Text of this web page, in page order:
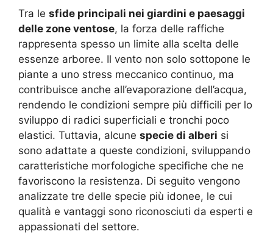
Tra le sfide principali nei giardini e paesaggi
delle zone ventose, la forza delle raffiche
rappresenta spesso un limite alla scelta delle
essenze arboree. Il vento non solo sottopone le
piante a uno stress meccanico continuo, ma
contribuisce anche all’evaporazione dell’acqua,
rendendo le condizioni sempre più difficili per lo
sviluppo di radici superficiali e tronchi poco
elastici. Tuttavia, alcune specie di alberi si
sono adattate a queste condizioni, sviluppando
caratteristiche morfologiche specifiche che ne
favoriscono la resistenza. Di seguito vengono
analizzate tre delle specie più idonee, le cui
qualità e vantaggi sono riconosciuti da esperti e
appassionati del settore.